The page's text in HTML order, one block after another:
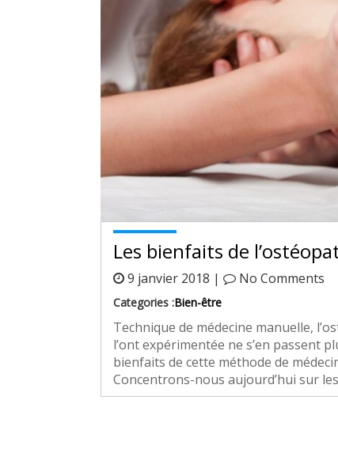
Les bienfaits de
9 janvier 2018 | No Comments
Categories :Bien-être
Technique de médecine manuelle,
l’ont expérimentée ne s’en passent
bienfaits de cette méthode de
Concentrons-nous aujourd’hui sur